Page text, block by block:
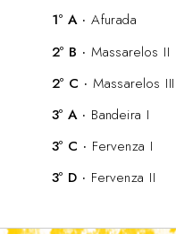
1º A ·Afurada
2º B ·Massarelos II
2º C ·Massarelos III
3º A · Bandeira I
3º C · Fervenza I
3º D · Fervenza II